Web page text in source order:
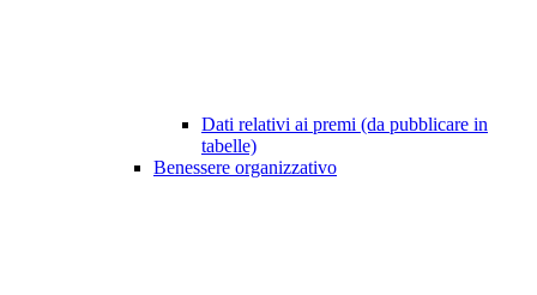
Dati relativi ai premi (da pubblicare in
tabelle)
Benessere organizzativo